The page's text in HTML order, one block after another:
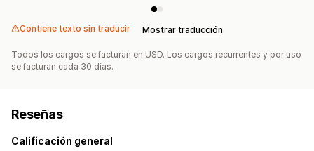
Contiene texto sin traducir Mostrar traducción
Todos los cargos se facturan en USD. Los cargos recurrentes y por uso
se facturan cada 30 días.
Reseñas
Calificación general